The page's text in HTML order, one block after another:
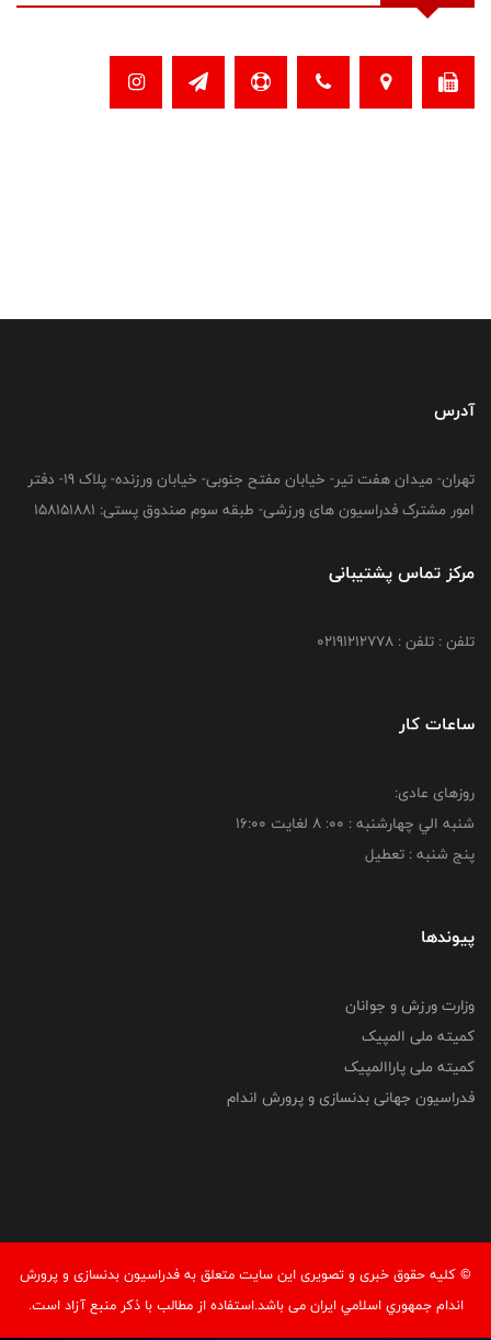
آدرس
تهران- میدان هفت تیر- خیابان مفتح جنوبی- خیابان ورزنده- پلاک 19- دفتر
امور مشترک فدراسیون های ورزشی- طبقه سوم صندوق پستی: 158151881
مرکز تماس پشتیبانی
تلفن : تلفن : 02191212778
ساعات کار
روزهای عادی:
شنبه الي چهارشنبه : 00: 8 لغايت 16:00
پنج شنبه : تعطیل
پیوندها
وزارت ورزش و جوانان
کمیته ملی المپیک
کمیته ملی پاراالمپیک
فدراسیون جهانی بدنسازی و پرورش اندام
© کليه حقوق خبری و تصويری اين سايت متعلق به فدراسيون بدنسازی و پرورش
اندام جمهوري اسلامي ايران می باشد.استفاده از مطالب با ذكر منبع آزاد است.